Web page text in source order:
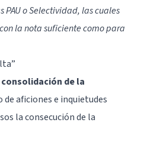
o Selectividad, las cuales
la nota suficiente como para
de la
de aficiones e inquietudes
la consecución de la